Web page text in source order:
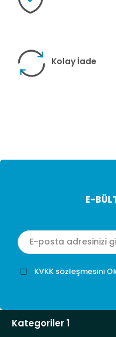
Kolay İade
E-
KVKK sözleşmesini
Kategoriler 1